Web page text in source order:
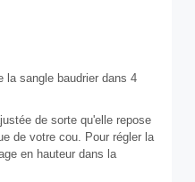
la sangle baudrier dans 4
de sorte qu'elle repose
de votre cou. Pour régler la
en hauteur dans la